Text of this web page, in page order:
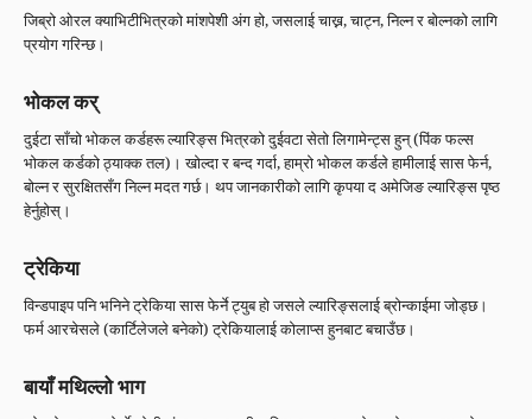
जिब्रो ओरल क्याभिटीभित्रको मांशपेशी अंग हो, जसलाई चाख्न, चाट्न, निल्न र बोल्नको लागि
प्रयोग गरिन्छ।
भोकल कर्
दुईटा साँचो भोकल कर्डहरू ल्यारिङ्स भित्रको दुईवटा सेतो लिगामेन्ट्स हुन् (पिंक फल्स
भोकल कर्डको ठ्याक्क तल)। खोल्दा र बन्द गर्दा, हाम्रो भोकल कर्डले हामीलाई सास फेर्न,
बोल्न र सुरक्षितसँग निल्न मदत गर्छ। थप जानकारीको लागि कृपया द अमेजिङ ल्यारिङ्स पृष्ठ
हेर्नुहोस्।
ट्रेकिया
विन्डपाइप पनि भनिने ट्रेकिया सास फेर्ने ट्युब हो जसले ल्यारिङ्सलाई ब्रोन्काईमा जोड्छ।
फर्म आरचेसले (कार्टिलेजले बनेको) ट्रेकियालाई कोलाप्स हुनबाट बचाउँछ।
बायाँ मथिल्लो भाग